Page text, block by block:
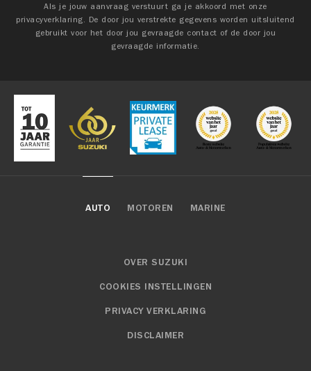
Als je jouw aanvraag verstuurt ga je akkoord met onze
privacyverklaring. De door jou verstrekte gegevens worden uitsluitend
gebruikt voor het door jou gevraagde contact of de door jou
gevraagde informatie.
AUTO MOTOREN MARINE
OVER SUZUKI
COOKIES INSTELLINGEN
PRIVACY VERKLARING
DISCLAIMER